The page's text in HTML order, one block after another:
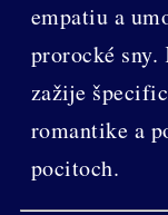
empatiu a
prorocké sny.
zažije
romantike a
pocitoch.